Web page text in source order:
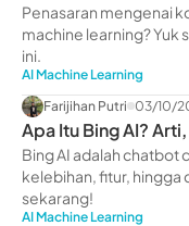
Learning?
Penasaran mengenai
machine learning?
ini.
AI Machine Learning
Farijihan Putri 03/10/
Apa Itu Bing AI?
Menggunakan
Bing AI adalah chatbot
kelebihan, fitur, hingga
sekarang!
AI Machine Learning